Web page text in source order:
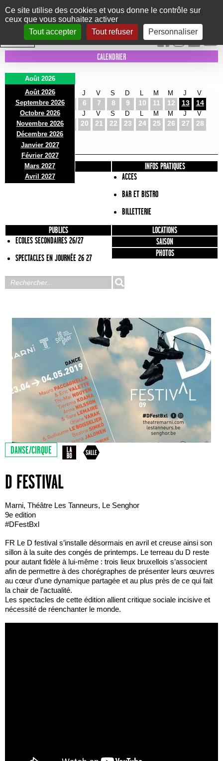
Panneau de gestion des cookies
Ce site utilise des cookies et vous donne le contrôle sur
ceux que vous souhaitez activer
Tout accepter
Tout refuser Personnaliser
Le Marni
CONCERTS DANSE/CIRQUE THÉÂTRE KIDS EXPOS EVENTS
INTRA MUROS
CALENDRIER
Août 2026
Août 2026
Septembre 2026
Octobre 2026
Novembre 2026
Décembre 2026
Janvier 2027
Février 2027
Mars 2027
Avril 2027
D
2
L
3
M
4
J
6
V
7
S
8
D
9 10
M
11
M
12
J
13
V
14
D
16
L
17
M
18
J
20
V
21
S
22
D
23 24
M
25
M
26
J
27
V
28
D
30
L
31
PRÉSENTATION
INFOS PRATIQUES
ACCES
BAR ET BISTRO
BILLETTERIE
PUBLICS
ECOLES SECONDAIRES 26/27
SPECTACLES EN JOURNÉE 26 27
LOCATIONS
SAISON
PHOTOS
DANSE/CIRQUE
D FESTIVAL
Marni, Théâtre Les Tanneurs, Le Senghor
9e edition
#DFestBxl
FR Le D festival s’installe désormais en avril et creuse ainsi son
sillon à la suite des congés de printemps. Le terreau du D reste
pour autant fidèle à lui-même : trois lieux bruxellois s’associent
afin de permettre à des chorégraphes de présenter leurs œuvres
au cœur d’une dynamique partagée et au plus près de ce qui fait
la chair de l’actualité.
Les spectacles de cette édition allient critique sociale incisive et
nécessité de réenchanter le monde.